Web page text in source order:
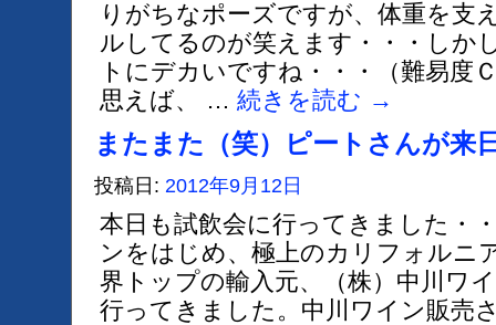
りがちなポーズですが、体重を支
ルしてるのが笑えます・・・しか
トにデカいですね・・・（難易度
思えば、 … 続きを読む →
またまた（笑）ピートさんが来
投稿日: 2012年9月12日
本日も試飲会に行ってきました・
ンをはじめ、極上のカリフォルニ
界トップの輸入元、（株）中川ワ
行ってきました。中川ワイン販売